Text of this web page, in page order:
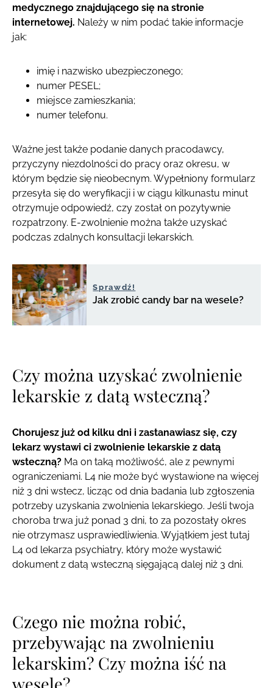
medycznego znajdującego się na stronie
internetowej. Należy w nim podać takie informacje
jak:
imię i nazwisko ubezpieczonego;
numer PESEL;
miejsce zamieszkania;
numer telefonu.
Ważne jest także podanie danych pracodawcy,
przyczyny niezdolności do pracy oraz okresu, w
którym będzie się nieobecnym. Wypełniony formularz
przesyła się do weryfikacji i w ciągu kilkunastu minut
otrzymuje odpowiedź, czy został on pozytywnie
rozpatrzony. E-zwolnienie można także uzyskać
podczas zdalnych konsultacji lekarskich.
Sprawdź!
Jak zrobić candy bar na wesele?
Czy można uzyskać zwolnienie
lekarskie z datą wsteczną?
Chorujesz już od kilku dni i zastanawiasz się, czy
lekarz wystawi ci zwolnienie lekarskie z datą
wsteczną? Ma on taką możliwość, ale z pewnymi
ograniczeniami. L4 nie może być wystawione na więcej
niż 3 dni wstecz, licząc od dnia badania lub zgłoszenia
potrzeby uzyskania zwolnienia lekarskiego. Jeśli twoja
choroba trwa już ponad 3 dni, to za pozostały okres
nie otrzymasz usprawiedliwienia. Wyjątkiem jest tutaj
L4 od lekarza psychiatry, który może wystawić
dokument z datą wsteczną sięgającą dalej niż 3 dni.
Czego nie można robić,
przebywając na zwolnieniu
lekarskim? Czy można iść na